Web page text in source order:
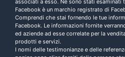
associati a esso. Né sono stati esaminati
Facebook è un marchio registrato di
Comprendi che stai fornendo le tue
Facebook. Le informazioni fornite
ed aziende ad esse correlate per la
prodotti e servizi.
I nomi delle testimonianze e delle